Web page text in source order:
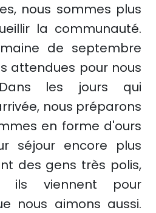
nous sommes plus
la communauté.
de septembre
attendues pour nous
les jours qui
nous préparons
en forme d'ours
séjour encore plus
des gens très polis,
ils viennent pour
nous aimons aussi.